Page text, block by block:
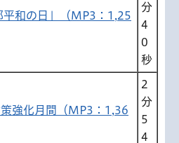
平和の日」（MP3：1,25
分
4
0
秒
強化月間（MP3：1,36
2
分
5
4